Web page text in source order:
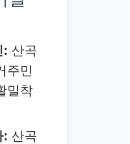
: 산곡
주민
밀착
: 산곡